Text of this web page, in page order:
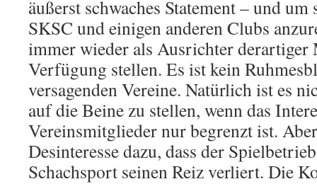
äußerst schwaches Statement – und um
SKSC und einigen anderen Clubs
immer wieder als Ausrichter derartiger
Verfügung stellen. Es ist kein
versagenden Vereine. Natürlich ist es
auf die Beine zu stellen, wenn das
Vereinsmitglieder nur begrenzt ist.
Desinteresse dazu, dass der
Schachsport seinen Reiz verliert. Die